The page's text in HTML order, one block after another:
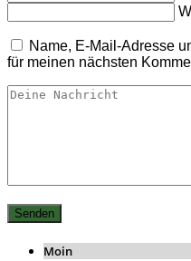
Name, E-Mail-Adresse
für meinen nächsten
Moin